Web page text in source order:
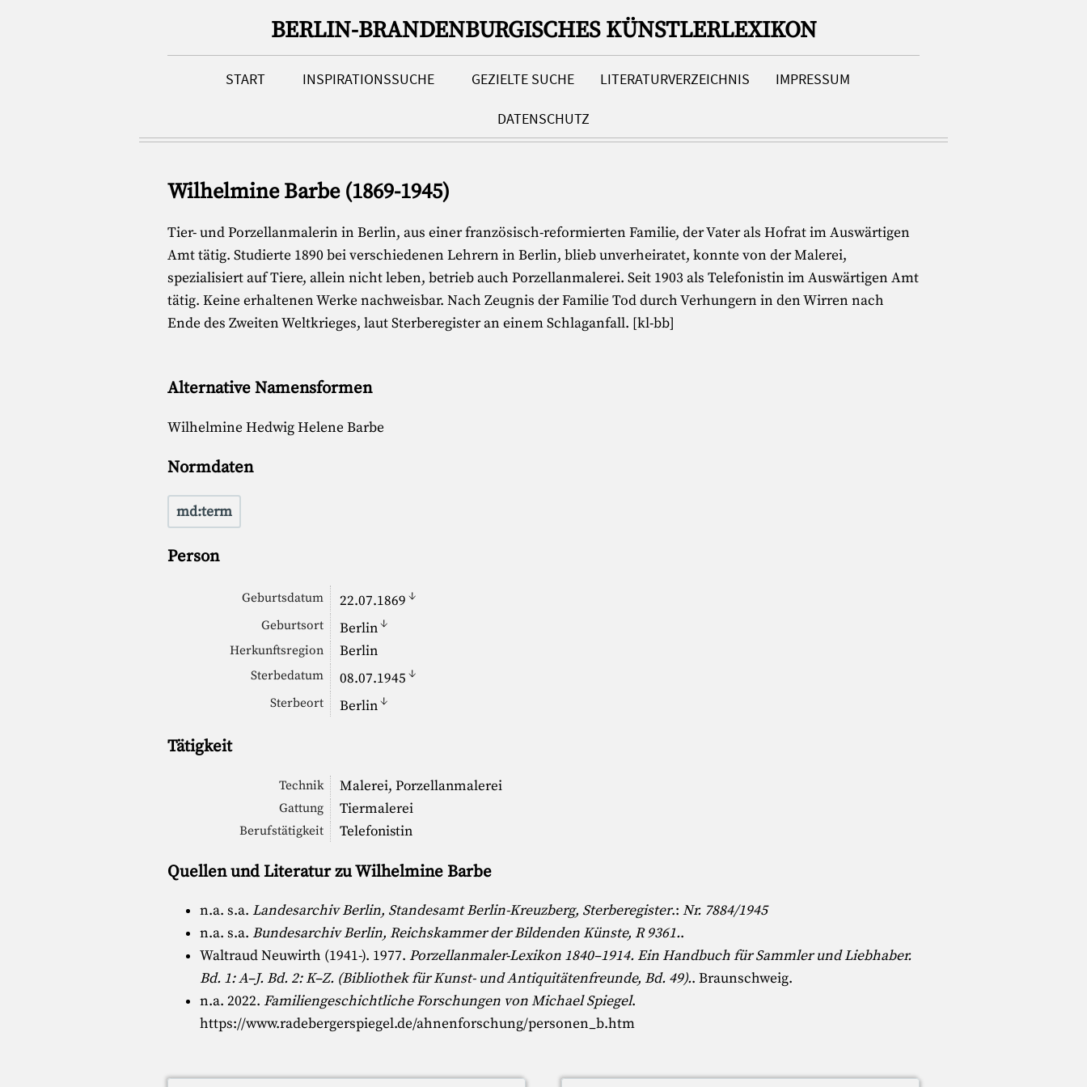
BERLIN-BRANDENBURGISCHES KÜNSTLERLEXIKON
START INSPIRATIONSSUCHE GEZIELTE SUCHE LITERATURVERZEICHNIS IMPRESSUM
DATENSCHUTZ
Wilhelmine Barbe (1869-1945)
Tier- und Porzellanmalerin in Berlin, aus einer französisch-reformierten Familie, der Vater als Hofrat im Auswärtigen
Amt tätig. Studierte 1890 bei verschiedenen Lehrern in Berlin, blieb unverheiratet, konnte von der Malerei,
spezialisiert auf Tiere, allein nicht leben, betrieb auch Porzellanmalerei. Seit 1903 als Telefonistin im Auswärtigen Amt
tätig. Keine erhaltenen Werke nachweisbar. Nach Zeugnis der Familie Tod durch Verhungern in den Wirren nach
Ende des Zweiten Weltkrieges, laut Sterberegister an einem Schlaganfall. [kl-bb]
Alternative Namensformen
Wilhelmine Hedwig Helene Barbe
Normdaten
md:term
Person
Geburtsdatum 22.07.1869 ↓
Geburtsort Berlin↓
Herkunftsregion Berlin
Sterbedatum 08.07.1945 ↓
Sterbeort Berlin↓
Tätigkeit
Technik Malerei, Porzellanmalerei
Gattung Tiermalerei
Berufstätigkeit Telefonistin
Quellen und Literatur zu Wilhelmine Barbe
n.a. s.a. Landesarchiv Berlin, Standesamt Berlin-Kreuzberg, Sterberegister.:Nr. 7884/1945
n.a. s.a. Bundesarchiv Berlin, Reichskammer der Bildenden Künste, R 9361..
Waltraud Neuwirth (1941-). 1977. Porzellanmaler-Lexikon 1840–1914. Ein Handbuch für Sammler und Liebhaber.
Bd. 1: A–J. Bd. 2: K–Z. (Bibliothek für Kunst- und Antiquitätenfreunde, Bd. 49).. Braunschweig.
n.a. 2022. Familiengeschichtliche Forschungen von Michael Spiegel.
https://www.radebergerspiegel.de/ahnenforschung/personen_b.htm